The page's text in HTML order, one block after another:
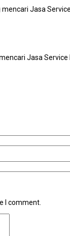
Jasa Service
Jasa Service
I comment.